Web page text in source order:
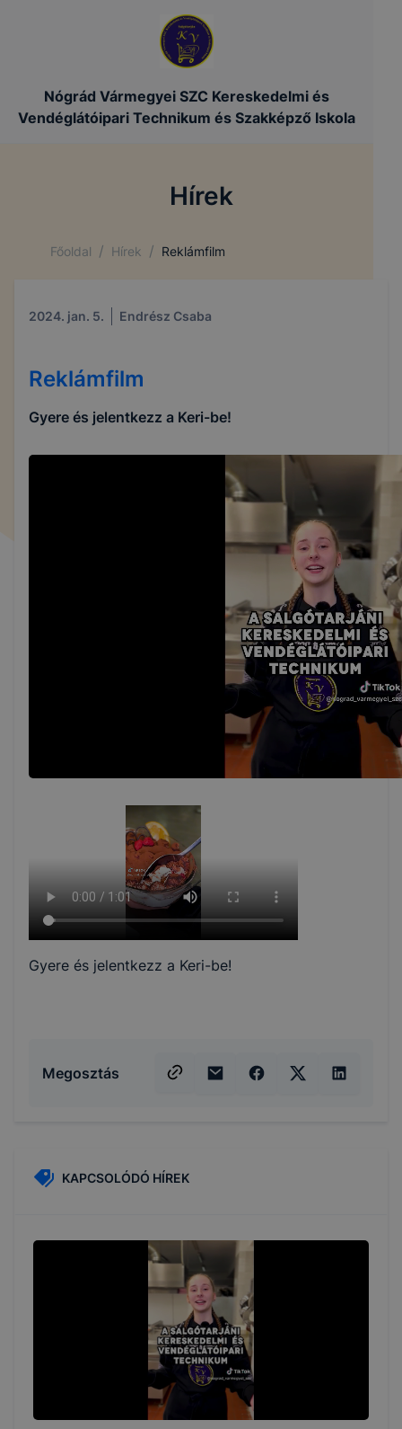
Nógrád Vármegyei SZC Kereskedelmi és
Vendéglátóipari Technikum és Szakképző Iskola
Hírek
Főoldal / Hírek / Reklámfilm
2024. jan. 5. Endrész Csaba
Reklámfilm
Gyere és jelentkezz a Keri-be!
Gyere és jelentkezz a Keri-be!
Megosztás
KAPCSOLÓDÓ HÍREK